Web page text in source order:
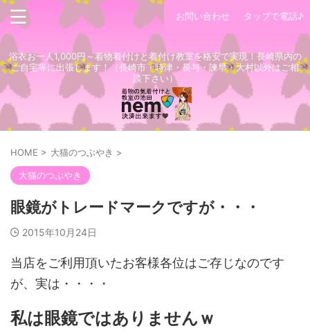
お問い合わせ タップで電話♪
浴衣お一人1,000円～着物着付けと着付け教室を格安で実現！長崎県内の
ご自宅等に出張します！（長崎市・時津・長与・諫早・大村以外はご相
談下さい）
HOME > 大猫のつぶやき >
大猫のつぶやき
眼鏡がトレードマークですが・・・
2015年10月24日
当店をご利用頂いたお客様各位はご存じなのです
が、実は・・・・
私は眼鏡ではありませんｗ